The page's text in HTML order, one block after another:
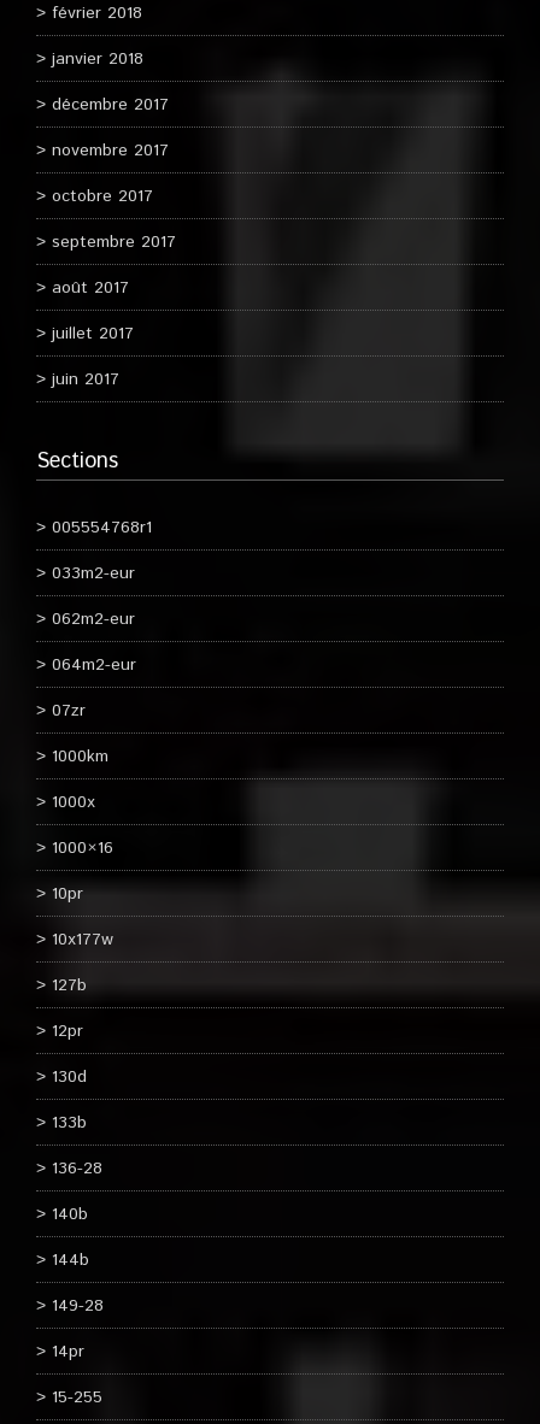
février 2018
janvier 2018
décembre 2017
novembre 2017
octobre 2017
septembre 2017
août 2017
juillet 2017
juin 2017
Sections
005554768r1
033m2-eur
062m2-eur
064m2-eur
07zr
1000km
1000x
1000×16
10pr
10x177w
127b
12pr
130d
133b
136-28
140b
144b
149-28
14pr
15-255